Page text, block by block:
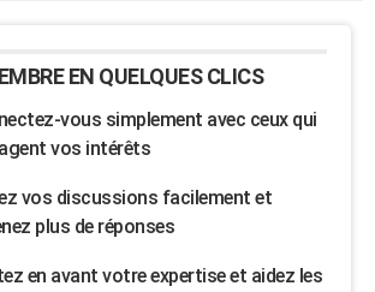
EN QUELQUES CLICS
vous simplement avec ceux qui
vos intérêts
vos discussions facilement et
plus de réponses
en avant votre expertise et aidez les